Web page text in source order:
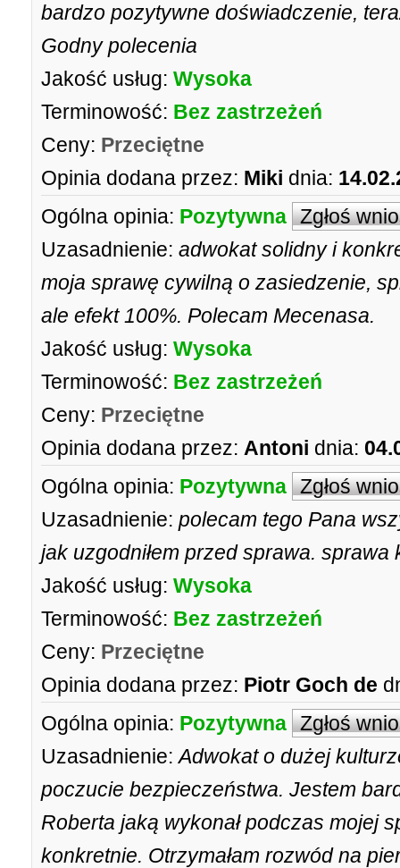
bardzo pozytywne doświadczenie,
Godny polecenia
Jakość usług: Wysoka
Terminowość: Bez zastrzeżeń
Ceny: Przeciętne
Opinia dodana przez: Miki dnia:
Ogólna opinia: Pozytywna Zgłoś
Uzasadnienie: adwokat solidny i
moja sprawę cywilną o zasiedzenie,
ale efekt 100%. Polecam Mecenasa.
Jakość usług: Wysoka
Terminowość: Bez zastrzeżeń
Ceny: Przeciętne
Opinia dodana przez: Antoni dnia:
Ogólna opinia: Pozytywna Zgłoś
Uzasadnienie: polecam tego Pana
jak uzgodniłem przed sprawa. sprawa
Jakość usług: Wysoka
Terminowość: Bez zastrzeżeń
Ceny: Przeciętne
Opinia dodana przez: Piotr Goch de
Ogólna opinia: Pozytywna Zgłoś
Uzasadnienie: Adwokat o dużej
poczucie bezpieczeństwa. Jestem
Roberta jaką wykonał podczas mojej
konkretnie. Otrzymałam rozwód na